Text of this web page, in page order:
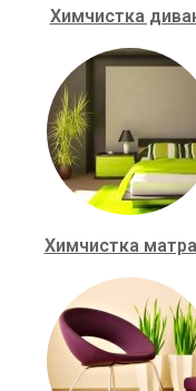
Химчистка
Химчистка